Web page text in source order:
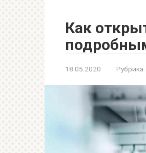
Как
18.05.2020 Рубрика: